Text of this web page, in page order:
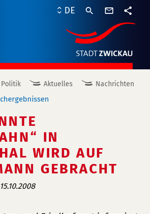
DE
Politik Aktuelles Nachrichten
IN
WIRD AUF
GEBRACHT
15.10.2008